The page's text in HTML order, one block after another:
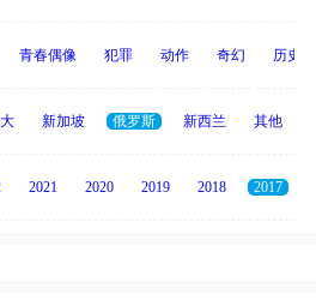
青春偶像 犯罪 动作 奇幻 历史
新加坡 俄罗斯 新西兰 其他
2021 2020 2019 2018 2017